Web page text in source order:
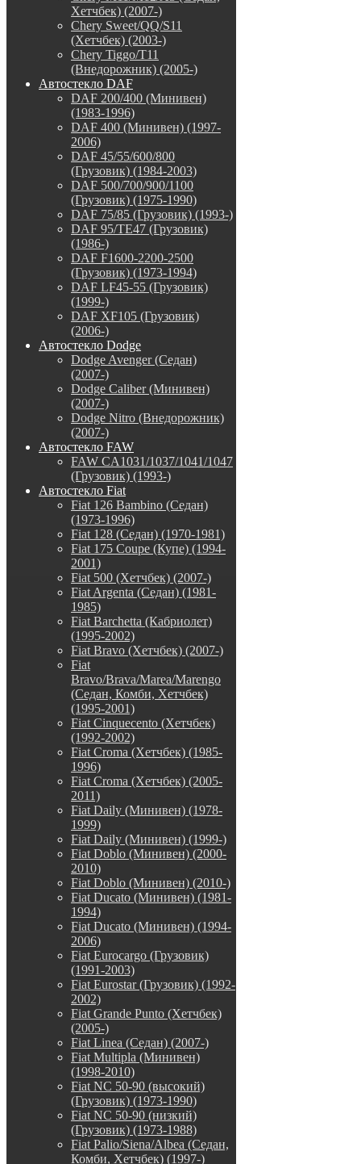
Хетчбек) (2007-)
Chery Sweet/QQ/S11
(Хетчбек) (2003-)
Chery Tiggo/T11
(Внедорожник) (2005-)
Автостекло DAF
DAF 200/400 (Минивен)
(1983-1996)
DAF 400 (Минивен) (1997-
2006)
DAF 45/55/600/800
(Грузовик) (1984-2003)
DAF 500/700/900/1100
(Грузовик) (1975-1990)
DAF 75/85 (Грузовик) (1993-)
DAF 95/TE47 (Грузовик)
(1986-)
DAF F1600-2200-2500
(Грузовик) (1973-1994)
DAF LF45-55 (Грузовик)
(1999-)
DAF XF105 (Грузовик)
(2006-)
Автостекло Dodge
Dodge Avenger (Седан)
(2007-)
Dodge Caliber (Минивен)
(2007-)
Dodge Nitro (Внедорожник)
(2007-)
Автостекло FAW
FAW CA1031/1037/1041/1047
(Грузовик) (1993-)
Автостекло Fiat
Fiat 126 Bambino (Седан)
(1973-1996)
Fiat 128 (Седан) (1970-1981)
Fiat 175 Coupe (Купе) (1994-
2001)
Fiat 500 (Хетчбек) (2007-)
Fiat Argenta (Седан) (1981-
1985)
Fiat Barchetta (Кабриолет)
(1995-2002)
Fiat Bravo (Хетчбек) (2007-)
Fiat
Bravo/Brava/Marea/Marengo
(Седан, Комби, Хетчбек)
(1995-2001)
Fiat Cinquecento (Хетчбек)
(1992-2002)
Fiat Croma (Хетчбек) (1985-
1996)
Fiat Croma (Хетчбек) (2005-
2011)
Fiat Daily (Минивен) (1978-
1999)
Fiat Daily (Минивен) (1999-)
Fiat Doblo (Минивен) (2000-
2010)
Fiat Doblo (Минивен) (2010-)
Fiat Ducato (Минивен) (1981-
1994)
Fiat Ducato (Минивен) (1994-
2006)
Fiat Eurocargo (Грузовик)
(1991-2003)
Fiat Eurostar (Грузовик) (1992-
2002)
Fiat Grande Punto (Хетчбек)
(2005-)
Fiat Linea (Седан) (2007-)
Fiat Multipla (Минивен)
(1998-2010)
Fiat NC 50-90 (высокий)
(Грузовик) (1973-1990)
Fiat NC 50-90 (низкий)
(Грузовик) (1973-1988)
Fiat Palio/Siena/Albea (Седан,
Комби, Хетчбек) (1997-)